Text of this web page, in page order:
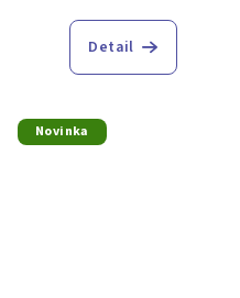
Detail
Novinka